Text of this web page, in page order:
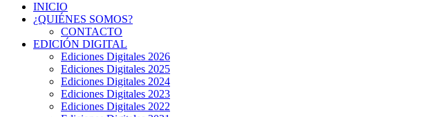
INICIO
¿QUIÉNES SOMOS?
CONTACTO
EDICIÓN DIGITAL
Ediciones Digitales 2026
Ediciones Digitales 2025
Ediciones Digitales 2024
Ediciones Digitales 2023
Ediciones Digitales 2022